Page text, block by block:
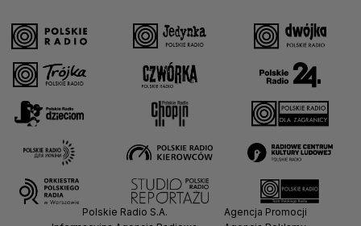
Polskie Radio S.A.
Agencja Promocji